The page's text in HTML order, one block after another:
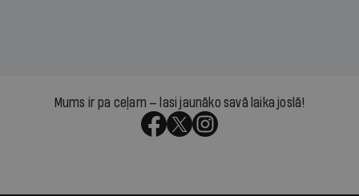
Mums ir pa ceļam — lasi jaunāko savā laika joslā!